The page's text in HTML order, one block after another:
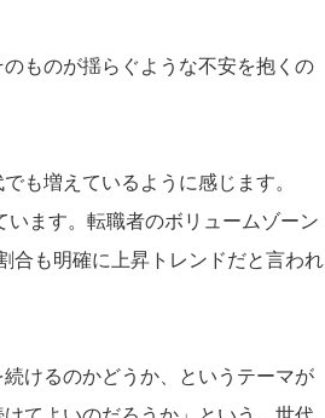
ものが揺らぐような不安を抱くの
も増えているように感じます。
ます。転職者のボリュームゾーン
合も明確に上昇トレンドだと言われ
けるのかどうか、というテーマが